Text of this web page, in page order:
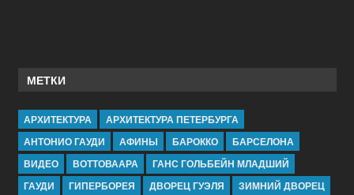
МЕТКИ
АРХИТЕКТУРА
АРХИТЕКТУРА ПЕТЕРБУРГА
АНТОНИО ГАУДИ
АФИНЫ БАРОККО
БАРСЕЛОНА
ВИДЕО
ВОТТОВААРА
ГАНС ГОЛЬБЕЙН МЛАДШИЙ
ГАУДИ
ГИПЕРБОРЕЯ ДВОРЕЦ ГУЭЛЯ
ЗИМНИЙ ДВОРЕЦ